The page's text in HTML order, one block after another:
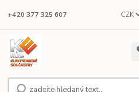
CZK
+420 377 325 607